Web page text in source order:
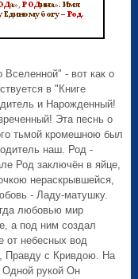
- вот как о
в "Книге
и Нарожденный!
Эта песнь о
тьмой кромешною был
наш. Род -
Род заключён в яйце,
нераскрывшейся,
- Ладу-матушку.
любовью мир
а под ним создал
от небесных вод
Правду с Кривдою. На
Одной рукой Он